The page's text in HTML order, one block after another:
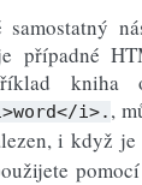
případné
kniha
i>. ,
i když je